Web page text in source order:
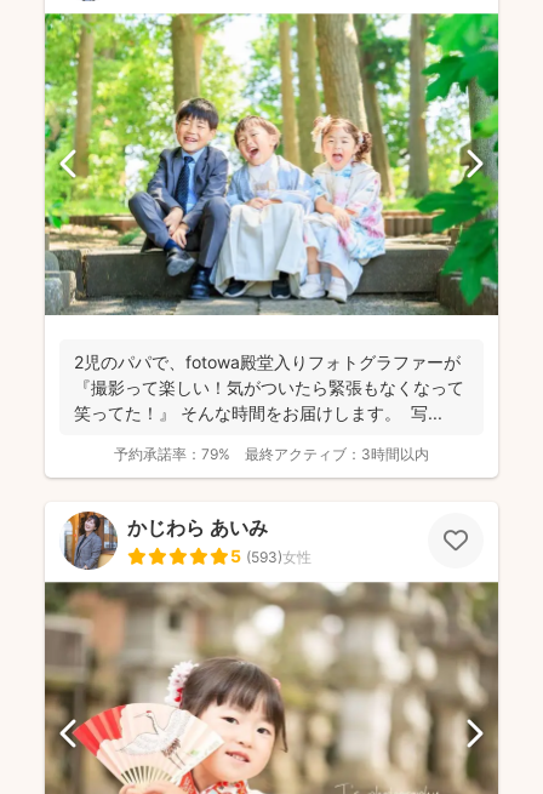
2児のパパで、fotowa殿堂入りフォトグラファーが
『撮影って楽しい！気がついたら緊張もなくなって
笑ってた！』 そんな時間をお届けします。 写...
予約承諾率： 79% 最終アクティブ： 3時間以内
かじわら あいみ
5 (593)女性